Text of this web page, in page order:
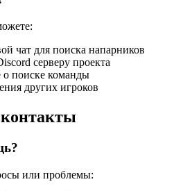
чат для поиска напарников
серверу проекта
о поиске команды
других игроков
или проблемы: